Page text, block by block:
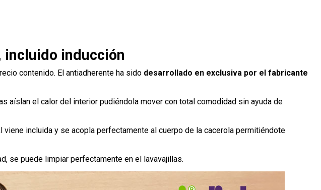
incluido inducción
contenido. El antiadherente ha sido desarrollado en exclusiva por el fabricante
aíslan el calor del interior pudiéndola mover con total comodidad sin ayuda de
incluida y se acopla perfectamente al cuerpo de la cacerola permitiéndote
se puede limpiar perfectamente en el lavavajillas.